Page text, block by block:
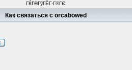
ГЌГ®ГўГЁГ·Г®ГЄ
Как связаться с orcabowed